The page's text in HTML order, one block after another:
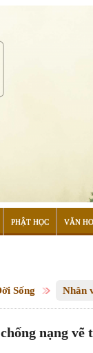
PHẬT HỌC VĂN
Sống Nhân
nạng vẽ